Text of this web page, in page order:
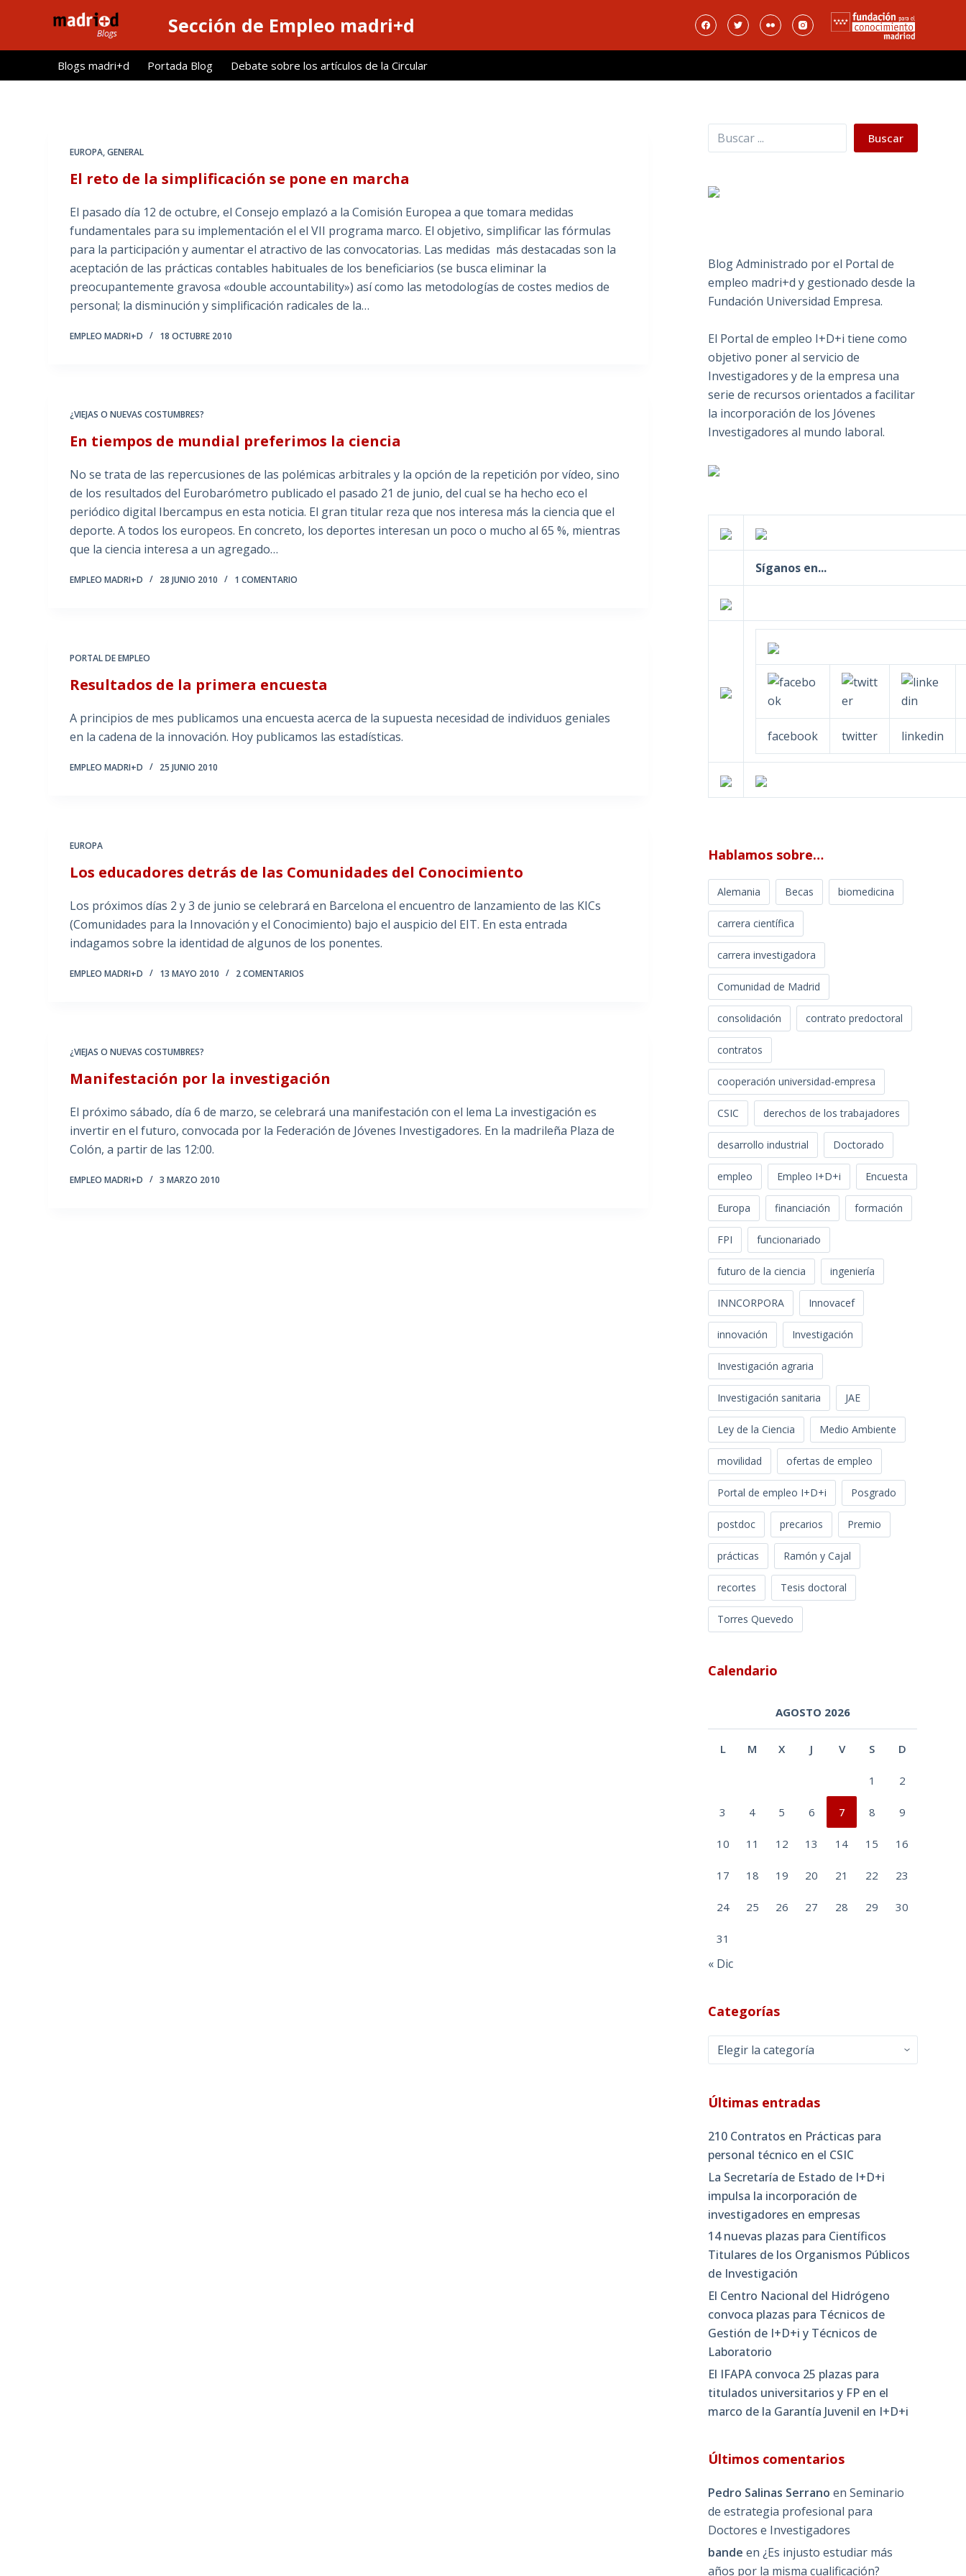
l
Sección de Empleo madri+d
Blogs madri+d Portada Blog Debate sobre los artículos de la Circular
EUROPA,GENERAL
El reto de la simplificación se pone en marcha
El pasado día 12 de octubre, el Consejo emplazó a la Comisión Europea a que tomara medidas
fundamentales para su implementación el el VII programa marco. El objetivo, simplificar las fórmulas
para la participación y aumentar el atractivo de las convocatorias. Las medidas más destacadas son la
aceptación de las prácticas contables habituales de los beneficiarios (se busca eliminar la
preocupantemente gravosa «double accountability») así como las metodologías de costes medios de
personal; la disminución y simplificación radicales de la…
EMPLEO MADRI+D 18 OCTUBRE 2010
¿VIEJAS O NUEVAS COSTUMBRES?
En tiempos de mundial preferimos la ciencia
No se trata de las repercusiones de las polémicas arbitrales y la opción de la repetición por vídeo, sino
de los resultados del Eurobarómetro publicado el pasado 21 de junio, del cual se ha hecho eco el
periódico digital Ibercampus en esta noticia. El gran titular reza que nos interesa más la ciencia que el
deporte. A todos los europeos. En concreto, los deportes interesan un poco o mucho al 65 %, mientras
que la ciencia interesa a un agregado…
EMPLEO MADRI+D 28 JUNIO 2010 1 COMENTARIO
PORTAL DE EMPLEO
Resultados de la primera encuesta
A principios de mes publicamos una encuesta acerca de la supuesta necesidad de individuos geniales
en la cadena de la innovación. Hoy publicamos las estadísticas.
EMPLEO MADRI+D 25 JUNIO 2010
EUROPA
Los educadores detrás de las Comunidades del Conocimiento
Los próximos días 2 y 3 de junio se celebrará en Barcelona el encuentro de lanzamiento de las KICs
(Comunidades para la Innovación y el Conocimiento) bajo el auspicio del EIT. En esta entrada
indagamos sobre la identidad de algunos de los ponentes.
EMPLEO MADRI+D 13 MAYO 2010 2 COMENTARIOS
¿VIEJAS O NUEVAS COSTUMBRES?
Manifestación por la investigación
El próximo sábado, día 6 de marzo, se celebrará una manifestación con el lema La investigación es
invertir en el futuro, convocada por la Federación de Jóvenes Investigadores. En la madrileña Plaza de
Colón, a partir de las 12:00.
EMPLEO MADRI+D 3 MARZO 2010
Buscar Buscar
Blog Administrado por el Portal de
empleo madri+d y gestionado desde la
Fundación Universidad Empresa.
El Portal de empleo I+D+i tiene como
objetivo poner al servicio de
Investigadores y de la empresa una
serie de recursos orientados a facilitar
la incorporación de los Jóvenes
Investigadores al mundo laboral.
Síganos en...
facebook twitter linkedin
Hablamos sobre…
Alemania Becas biomedicina
carrera científica
carrera investigadora
Comunidad de Madrid
consolidación contrato predoctoral
contratos
cooperación universidad-empresa
CSIC derechos de los trabajadores
desarrollo industrial Doctorado
empleo Empleo I+D+i Encuesta
Europa financiación formación
FPI funcionariado
futuro de la ciencia ingeniería
INNCORPORA Innovacef
innovación Investigación
Investigación agraria
Investigación sanitaria JAE
Ley de la Ciencia Medio Ambiente
movilidad ofertas de empleo
Portal de empleo I+D+i Posgrado
postdoc precarios Premio
prácticas Ramón y Cajal
recortes Tesis doctoral
Torres Quevedo
Calendario
AGOSTO 2026
L M X J V S D
1 2
3 4 5 6 7 8 9
10 11 12 13 14 15 16
17 18 19 20 21 22 23
24 25 26 27 28 29 30
31
« Dic
Categorías
Categorías
Últimas entradas
210 Contratos en Prácticas para
personal técnico en el CSIC
La Secretaría de Estado de I+D+i
impulsa la incorporación de
investigadores en empresas
14 nuevas plazas para Científicos
Titulares de los Organismos Públicos
de Investigación
El Centro Nacional del Hidrógeno
convoca plazas para Técnicos de
Gestión de I+D+i y Técnicos de
Laboratorio
El IFAPA convoca 25 plazas para
titulados universitarios y FP en el
marco de la Garantía Juvenil en I+D+i
Últimos comentarios
Pedro Salinas Serrano enSeminario
de estrategia profesional para
Doctores e Investigadores
bande en¿Es injusto estudiar más
años por la misma cualificación?